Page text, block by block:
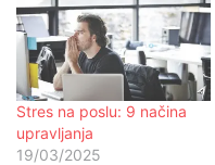
Stres na poslu: 9 načina
upravljanja
19/03/2025